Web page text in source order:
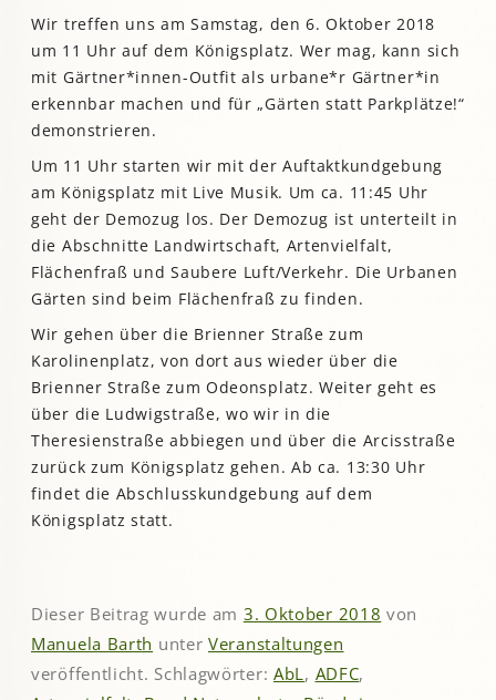
Wir treffen uns am Samstag, den 6. Oktober 2018
um 11 Uhr auf dem Königsplatz. Wer mag, kann sich
mit Gärtner*innen-Outfit als urbane*r Gärtner*in
erkennbar machen und für „Gärten statt Parkplätze!“
demonstrieren.
Um 11 Uhr starten wir mit der Auftaktkundgebung
am Königsplatz mit Live Musik. Um ca. 11:45 Uhr
geht der Demozug los. Der Demozug ist unterteilt in
die Abschnitte Landwirtschaft, Artenvielfalt,
Flächenfraß und Saubere Luft/Verkehr. Die Urbanen
Gärten sind beim Flächenfraß zu finden.
Wir gehen über die Brienner Straße zum
Karolinenplatz, von dort aus wieder über die
Brienner Straße zum Odeonsplatz. Weiter geht es
über die Ludwigstraße, wo wir in die
Theresienstraße abbiegen und über die Arcisstraße
zurück zum Königsplatz gehen. Ab ca. 13:30 Uhr
findet die Abschlusskundgebung auf dem
Königsplatz statt.
Dieser Beitrag wurde am 3. Oktober 2018 von
Manuela Barth unterVeranstaltungen
veröffentlicht. Schlagwörter: AbL, ADFC,